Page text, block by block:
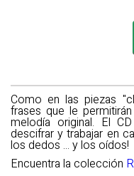
Como en las piezas
frases que le
melodía original. El
descifrar y trabajar en
los dedos ... y los oídos!
Encuentra la colección